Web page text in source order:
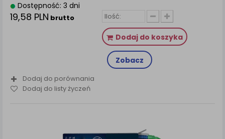
Dostępność: 3 dni
19,58 PLN brutto
Dodaj do koszyka
Zobacz
Dodaj do porównania
Dodaj do listy życzeń